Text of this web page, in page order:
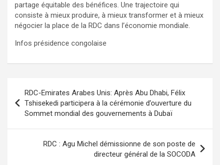
partage équitable des bénéfices. Une trajectoire qui
consiste à mieux produire, à mieux transformer et à mieux
négocier la place de la RDC dans l’économie mondiale.
Infos présidence congolaise
de
l’article
RDC-Emirates Arabes Unis: Après Abu Dhabi, Félix
Tshisekedi participera à la cérémonie d’ouverture du
Sommet mondial des gouvernements à Dubaï
RDC : Agu Michel démissionne de son poste de
directeur général de la SOCODA